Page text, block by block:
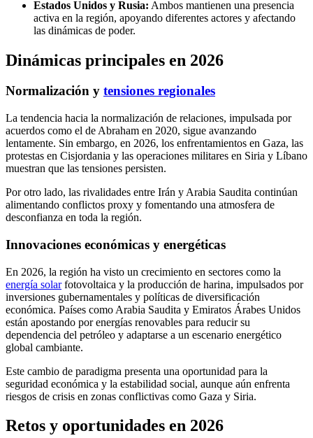
Estados Unidos y Rusia: Ambos mantienen una presencia
activa en la región, apoyando diferentes actores y afectando
las dinámicas de poder.
Dinámicas principales en 2026
Normalización y tensiones regionales
La tendencia hacia la normalización de relaciones, impulsada por
acuerdos como el de Abraham en 2020, sigue avanzando
lentamente. Sin embargo, en 2026, los enfrentamientos en Gaza, las
protestas en Cisjordania y las operaciones militares en Siria y Líbano
muestran que las tensiones persisten.
Por otro lado, las rivalidades entre Irán y Arabia Saudita continúan
alimentando conflictos proxy y fomentando una atmosfera de
desconfianza en toda la región.
Innovaciones económicas y energéticas
En 2026, la región ha visto un crecimiento en sectores como la
energía solarfotovoltaica y la producción de harina, impulsados por
inversiones gubernamentales y políticas de diversificación
económica. Países como Arabia Saudita y Emiratos Árabes Unidos
están apostando por energías renovables para reducir su
dependencia del petróleo y adaptarse a un escenario energético
global cambiante.
Este cambio de paradigma presenta una oportunidad para la
seguridad económica y la estabilidad social, aunque aún enfrenta
riesgos de crisis en zonas conflictivas como Gaza y Siria.
Retos y oportunidades en 2026